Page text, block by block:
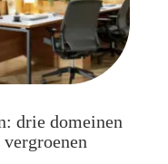
drie domeinen